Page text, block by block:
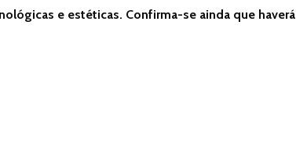
e estéticas. Confirma-se ainda que haverá